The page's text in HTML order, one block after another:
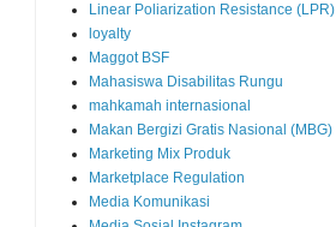
Linear Poliarization Resistance (LPR)
loyalty
Maggot BSF
Mahasiswa Disabilitas Rungu
mahkamah internasional
Makan Bergizi Gratis Nasional (MBG)
Marketing Mix Produk
Marketplace Regulation
Media Komunikasi